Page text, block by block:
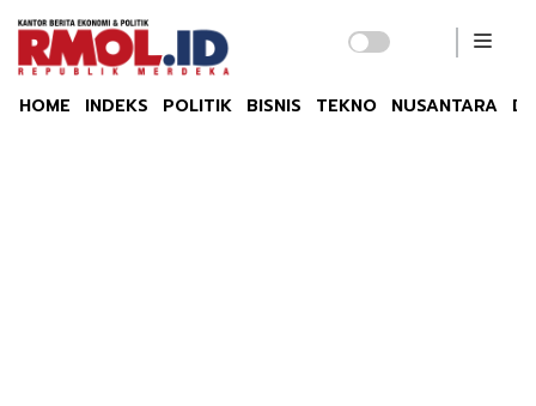
HOME INDEKS POLITIK BISNIS TEKNO NUSANTARA